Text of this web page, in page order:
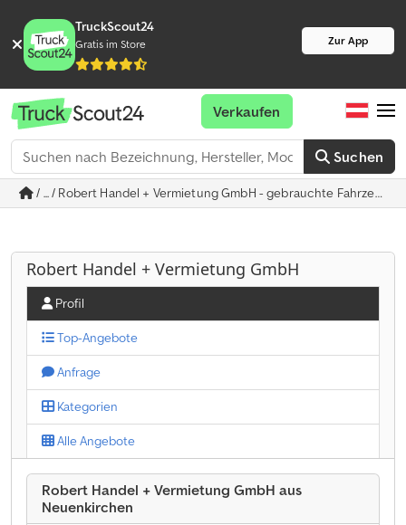
TruckScout24
Gratis im Store Zur App
Suchen
Verkaufen
/ ... / Robert Handel + Vermietung GmbH - gebrauchte
Robert Handel + Vermietung GmbH
Profil
Top-Angebote
Anfrage
Kategorien
Alle Angebote
Robert Handel + Vermietung GmbH aus
Neuenkirchen